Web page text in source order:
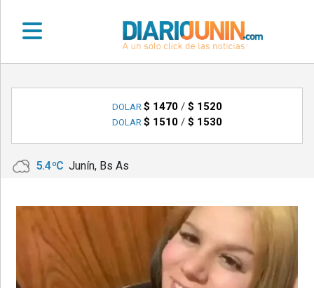
•
LOCALES
•
VARIAS
POLICIALES
DOLAR $ 1470/ $ 1520
DOLAR $ 1510/ $ 1530
5.4 ºC Junín, Bs As